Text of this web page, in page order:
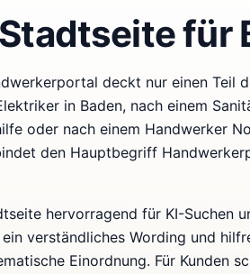
für
deckt nur einen Teil
in Baden, nach einem
oder nach einem Handwerker
den Hauptbegriff
hervorragend für KI-Suchen
verständliches Wording und
Einordnung. Für Kunden